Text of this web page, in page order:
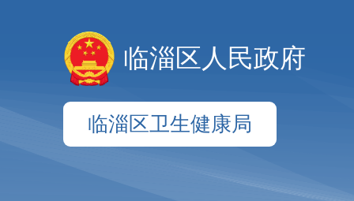
临淄区人民政府
临淄区卫生健康局